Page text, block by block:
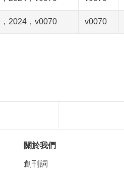
2024，v0070 v0070
關於我們
創刊詞